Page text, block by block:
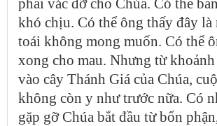
phải vác đỡ cho Chúa. Có thể
khó chịu. Có thể ông thấy đây là
toái không mong muốn. Có thể
xong cho mau. Nhưng từ khoảnh
vào cây Thánh Giá của Chúa,
không còn y như trước nữa. Có
gặp gỡ Chúa bắt đầu từ bổn